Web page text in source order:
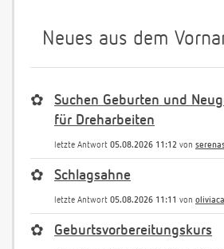
Neues aus dem
✿
Suchen Geburten und
für Dreharbeiten
letzte Antwort 05.08.2026 11:12 von
✿ Schlagsahne
letzte Antwort 05.08.2026 11:11 von
✿ Geburtsvorbereitungskurs